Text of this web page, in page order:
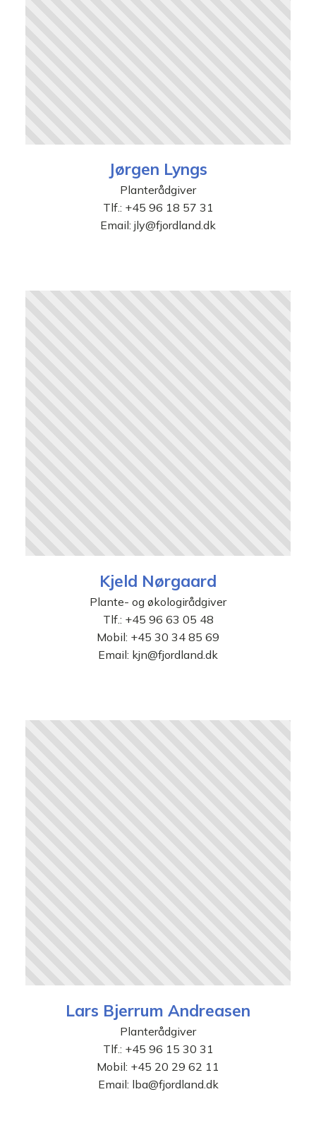
Jørgen Lyngs
Planterådgiver
Tlf.: +45 96 18 57 31
Email: jly@fjordland.dk
Kjeld Nørgaard
Plante- og økologirådgiver
Tlf.: +45 96 63 05 48
Mobil: +45 30 34 85 69
Email: kjn@fjordland.dk
Lars Bjerrum Andreasen
Planterådgiver
Tlf.: +45 96 15 30 31
Mobil: +45 20 29 62 11
Email: lba@fjordland.dk